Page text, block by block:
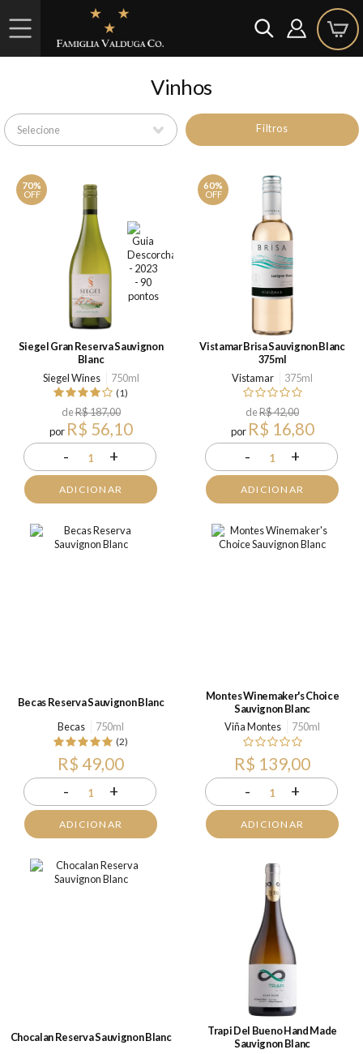
Vinhos
Filtros
70%
OFF
Siegel Gran Reserva Sauvignon
Blanc
Siegel Wines
750ml
(1)
deR$ 187,00
por R$ 56,10
- 1 +
ADICIONAR
60%
OFF
Vistamar Brisa Sauvignon Blanc
375ml
Vistamar
375ml
deR$ 42,00
por R$ 16,80
- 1 +
ADICIONAR
Becas Reserva Sauvignon Blanc
Becas
750ml
(2)
R$ 49,00
- 1 +
ADICIONAR
Montes Winemaker's Choice
Sauvignon Blanc
Viña Montes
750ml
R$ 139,00
- 1 +
ADICIONAR
Chocalan Reserva Sauvignon Blanc
Trapi Del Bueno Hand Made
Sauvignon Blanc